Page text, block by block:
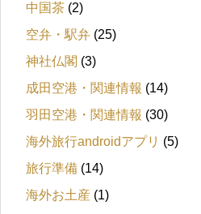
中国茶 (2)
空弁・駅弁 (25)
神社仏閣 (3)
成田空港・関連情報 (14)
羽田空港・関連情報 (30)
海外旅行androidアプリ (5)
旅行準備 (14)
海外お土産 (1)